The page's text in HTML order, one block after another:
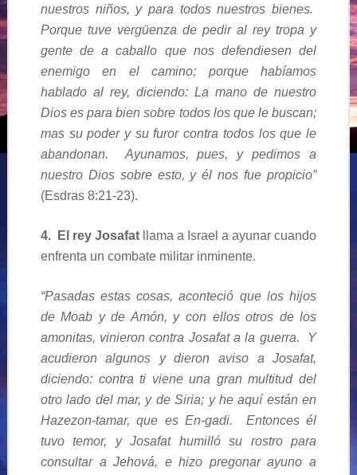
nuestros niños, y para todos nuestros bienes.
Porque tuve vergüenza de pedir al rey tropa y
gente de a caballo que nos defendiesen del
enemigo en el camino; porque habíamos
hablado al rey, diciendo: La mano de nuestro
Dios es para bien sobre todos los que le buscan;
mas su poder y su furor contra todos los que le
abandonan. Ayunamos, pues, y pedimos a
nuestro Dios sobre esto, y él nos fue propicio”
(Esdras 8:21-23).
4. El rey Josafat
llama a Israel a ayunar cuando
enfrenta un combate militar inminente.
“Pasadas estas cosas, aconteció que los hijos
de Moab y de Amón, y con ellos otros de los
amonitas, vinieron contra Josafat a la guerra. Y
acudieron algunos y dieron aviso a Josafat,
diciendo: contra ti viene una gran multitud del
otro lado del mar, y de Siria; y he aquí están en
Hazezon-tamar, que es En-gadi. Entonces él
tuvo temor, y Josafat humilló su rostro para
consultar a Jehová, e hizo pregonar ayuno a